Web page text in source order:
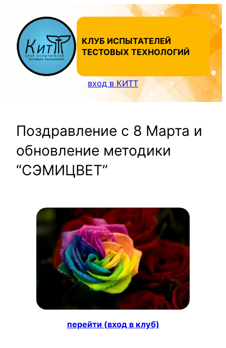
содержимому
КЛУБ ИСПЫТАТЕЛЕЙ
ТЕСТОВЫХ ТЕХНОЛОГИЙ
вход в КИТТ
Поздравление с 8 Марта и
обновление методики
“СЭМИЦВЕТ”
перейти (вход в клуб)